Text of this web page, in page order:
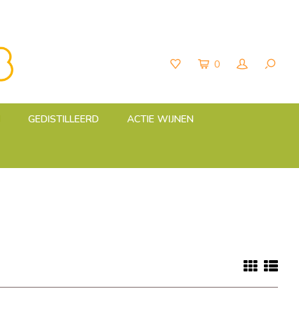
0
GEDISTILLEERD ACTIE WIJNEN